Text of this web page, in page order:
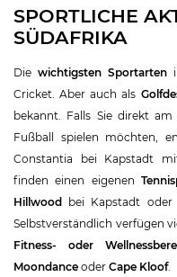
SPORTLICHE
SÜDAFRIKA
Die wichtigsten Sportarten
Cricket. Aber auch als
bekannt. Falls Sie direkt
Fußball spielen möchten,
Constantia bei Kapstadt
finden einen eigenen
Hillwood
bei Kapstadt
Selbstverständlich verfügen
Fitness- oder
Moondance oder Cape Kloof.